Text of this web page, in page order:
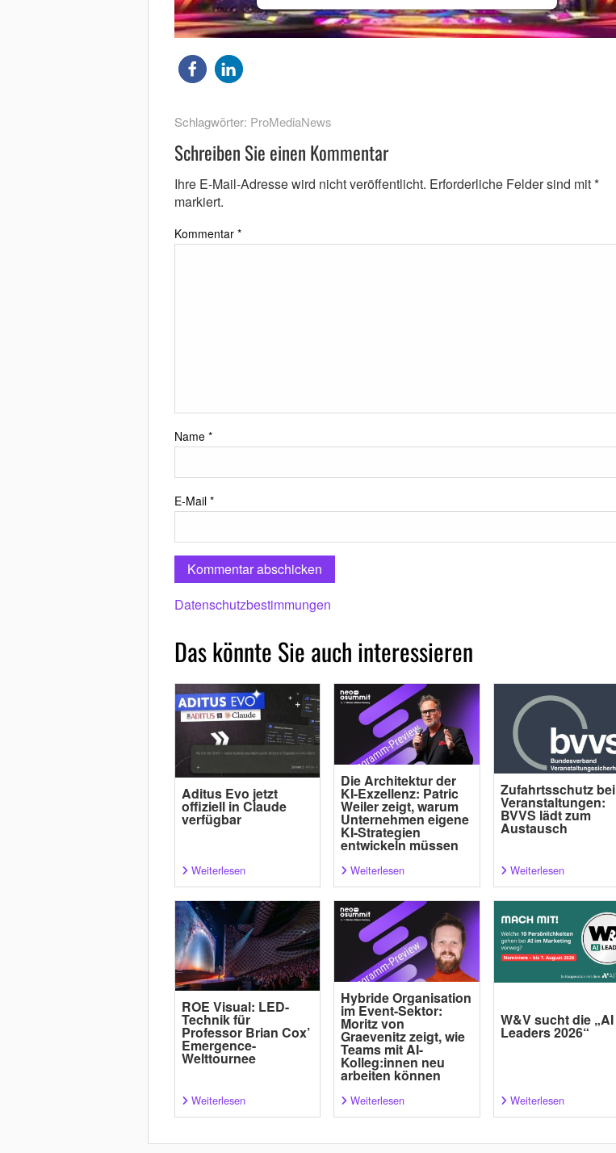
Schlagwörter: ProMediaNews
Schreiben Sie einen Kommentar
Ihre E-Mail-Adresse wird nicht veröffentlicht. Erforderliche Felder sind mit*
markiert.
Kommentar *
Name *
E-Mail *
Datenschutzbestimmungen
Das könnte Sie auch interessieren
Aditus Evo jetzt
offiziell in Claude
verfügbar
Weiterlesen
Die Architektur der
KI-Exzellenz: Patric
Weiler zeigt, warum
Unternehmen eigene
KI-Strategien
entwickeln müssen
Weiterlesen
Zufahrtsschutz bei
Veranstaltungen:
BVVS lädt zum
Austausch
Weiterlesen
ROE Visual: LED-
Technik für
Professor Brian Cox’
Emergence-
Welttournee
Weiterlesen
Hybride Organisation
im Event-Sektor:
Moritz von
Graevenitz zeigt, wie
Teams mit AI-
Kolleg:innen neu
arbeiten können
Weiterlesen
W&V sucht die „AI
Leaders 2026“
Weiterlesen